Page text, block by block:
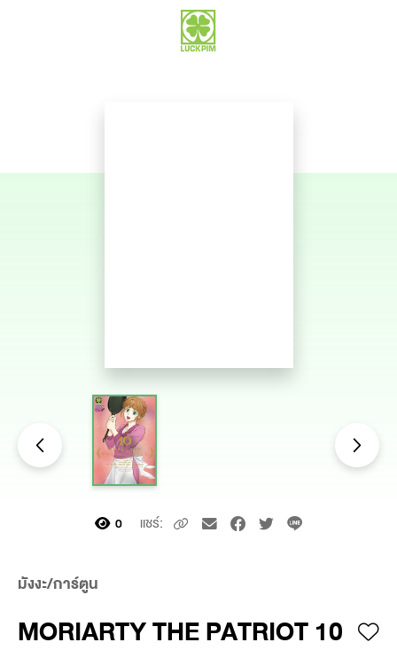
0 แชร์:
มังงะ/การ์ตูน
MORIARTY THE PATRIOT 10